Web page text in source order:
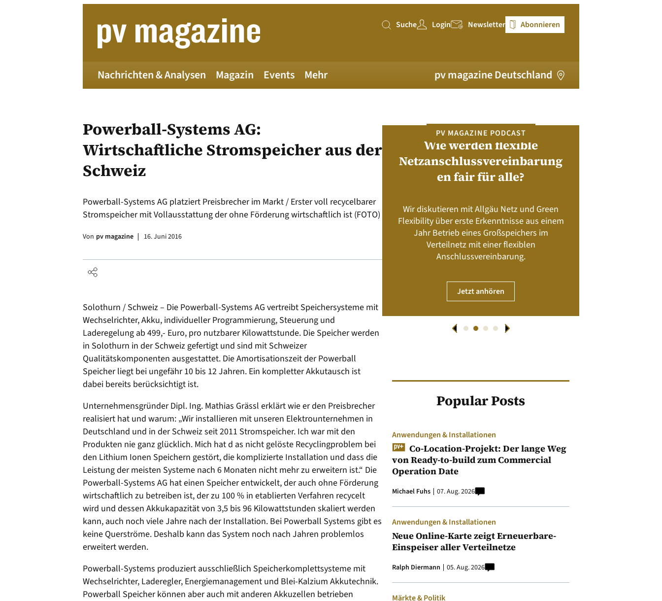
Suche
Suche Login Newsletter Abonnieren
Nachrichten & Analysen Magazin Events Mehr pv magazine Deutschland
Powerball-Systems AG:
Wirtschaftliche Stromspeicher aus der
Schweiz
Powerball-Systems AG platziert Preisbrecher im Markt / Erster voll recycelbarer
Stromspeicher mit Vollausstattung der ohne Förderung wirtschaftlich ist (FOTO)
Von pv magazine 16. Juni 2016
Solothurn / Schweiz – Die Powerball-Systems AG vertreibt Speichersysteme mit
Wechselrichter, Akku, individueller Programmierung, Steuerung und
Laderegelung ab 499,- Euro, pro nutzbarer Kilowattstunde. Die Speicher werden
in Solothurn in der Schweiz gefertigt und sind mit Schweizer
Qualitätskomponenten ausgestattet. Die Amortisationszeit der Powerball
Speicher liegt bei ungefähr 10 bis 12 Jahren. Ein kompletter Akkutausch ist
dabei bereits berücksichtigt ist.
Unternehmensgründer Dipl. Ing. Mathias Grässl erklärt wie er den Preisbrecher
realisiert hat und warum: „Wir installieren mit unseren Elektrounternehmen in
Deutschland und in der Schweiz seit 2011 Stromspeicher. Ich war mit den
Produkten nie ganz glücklich. Mich hat d as nicht gelöste Recyclingproblem bei
den Lithium Ionen Speichern gestört, die komplizierte Installation und dass die
Leistung der meisten Systeme nach 6 Monaten nicht mehr zu erweitern ist.“ Die
Powerball-Systems AG hat einen Speicher entwickelt, der auch ohne Förderung
wirtschaftlich zu betreiben ist, der zu 100 % in etablierten Verfahren recycelt
wird und dessen Akkukapazität von 3,5 bis 96 Kilowattstunden skaliert werden
kann, auch noch viele Jahre nach der Installation. Bei Powerball Systems gibt es
keine Querströme. Deshalb kann das System noch nach Jahren problemlos
erweitert werden.
Powerball-Systems produziert ausschließlich Speicherkomplettsysteme mit
Wechselrichter, Laderegler, Energiemanagement und Blei-Kalzium Akkutechnik.
Powerball Speicher können aber auch mit anderen Akkuzellen betrieben
PV MAGAZINE DEUTSCHLAND
Juni-Ausgabe 2026
Alles neu? Rahmenbedingungen, Produkte,
PV MAGAZINE PODCAST
Wie werden flexible
Netzanschlussvereinbarung
en fair für alle?
Wir diskutieren mit Allgäu Netz und Green
Flexibility über erste Erkenntnisse aus einem
Jahr Betrieb eines Großspeichers im
Verteilnetz mit einer flexiblen
Anschlussvereinbarung.
Jetzt anhören
Popular Posts
Anwendungen & Installationen
Co-Location-Projekt: Der lange Weg
von Ready-to-build zum Commercial
Operation Date
Michael Fuhs 07. Aug. 2026
Anwendungen & Installationen
Neue Online-Karte zeigt Erneuerbare-
Einspeiser aller Verteilnetze
Ralph Diermann 05. Aug. 2026
Märkte & Politik